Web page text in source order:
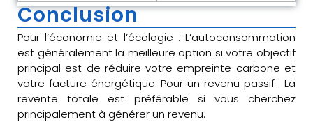
Conclusion
Pour l’économie et l’écologie : L’autoconsommation
est généralement la meilleure option si votre objectif
principal est de réduire votre empreinte carbone et
votre facture énergétique. Pour un revenu passif : La
revente totale est préférable si vous cherchez
principalement à générer un revenu.